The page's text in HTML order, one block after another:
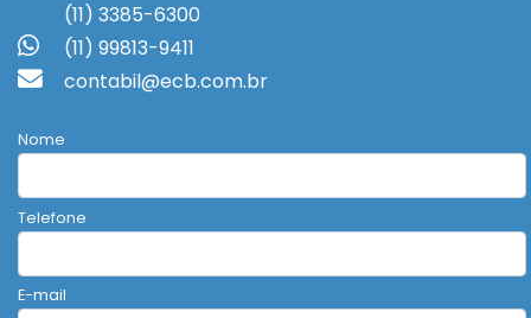
(11) 3385-6300
(11) 99813-9411
contabil@ecb.com.br
Nome
Telefone
E-mail